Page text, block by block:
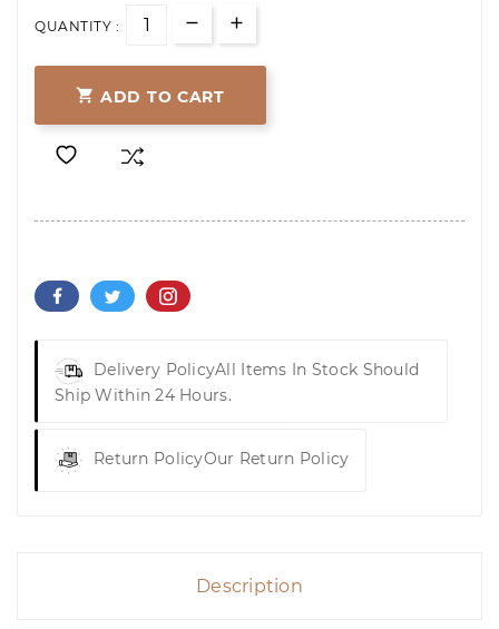
QUANTITY :
 ADD TO CART
Delivery PolicyAll Items In Stock Should
Ship Within 24 Hours.
Return PolicyOur Return Policy
Description